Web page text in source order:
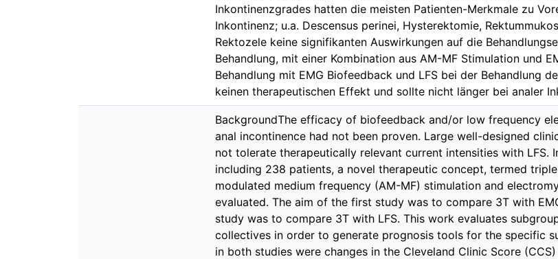
Inkontinenzgrades hatten die meisten Patienten-Merkmale zu
Inkontinenz; u.a. Descensus perinei, Hysterektomie,
Rektozele keine signifikanten Auswirkungen auf die
Behandlung, mit einer Kombination aus AM-MF Stimulation und
Behandlung mit EMG Biofeedback und LFS bei der Behandlung
keinen therapeutischen Effekt und sollte nicht länger bei analer
BackgroundThe efficacy of biofeedback and/or low frequency
anal incontinence had not been proven. Large well-designed
not tolerate therapeutically relevant current intensities with LFS.
including 238 patients, a novel therapeutic concept, termed
modulated medium frequency (AM-MF) stimulation and
evaluated. The aim of the first study was to compare 3T with
study was to compare 3T with LFS. This work evaluates
collectives in order to generate prognosis tools for the specific
in both studies were changes in the Cleveland Clinic Score